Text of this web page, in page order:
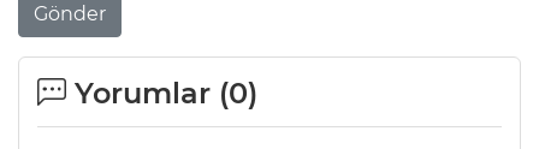
Gönder
Yorumlar (0)